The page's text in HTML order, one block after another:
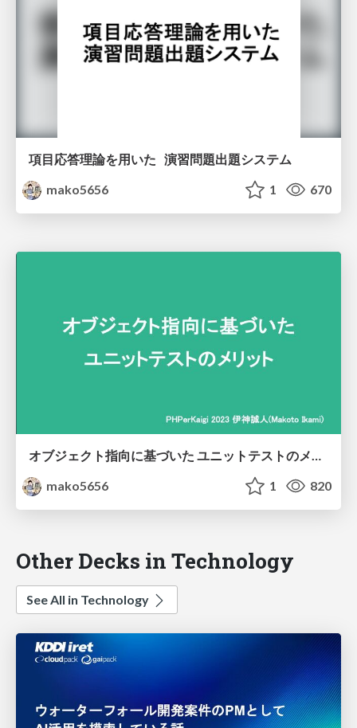
項目応答理論を用いた 演習問題出題システム
mako5656
1 670
オブジェクト指向に基づいた ユニットテストのメリット#PHPerKaigi2023
mako5656
1 820
Other Decks in Technology
See All in Technology